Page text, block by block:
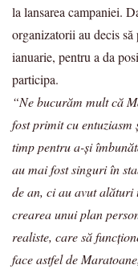
la lansarea campaniei.
organizatorii au decis să
ianuarie, pentru a da
participa.
“Ne bucurăm mult că
fost primit cu
timp pentru a-și
au mai fost singuri în
de an, ci au avut
crearea unui plan
realiste, care să
face astfel de